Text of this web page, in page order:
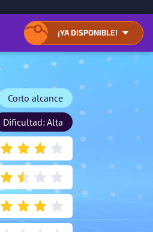
ACCEDER
LISTA
OPCIONES
DE
DESCARGA
CERRAR
DE
DESCARGA
¡YA DISPONIBLE!
Corto alcance
Dificultad: Alta